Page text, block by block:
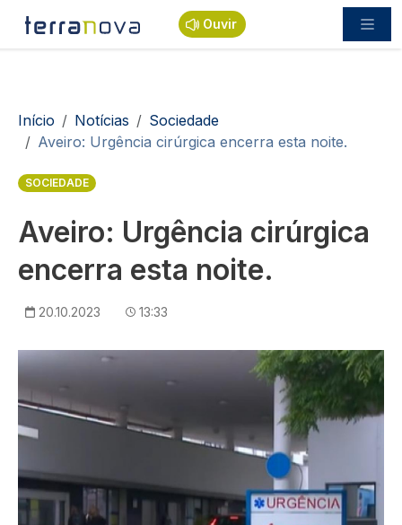
Passar para o conteúdo principal
Ouvir
Navegação estrutural
Início Notícias
Sociedade
Aveiro: Urgência cirúrgica encerra esta noite.
SOCIEDADE
Aveiro: Urgência cirúrgica
encerra esta noite.
20.10.2023 13:33
Imagem